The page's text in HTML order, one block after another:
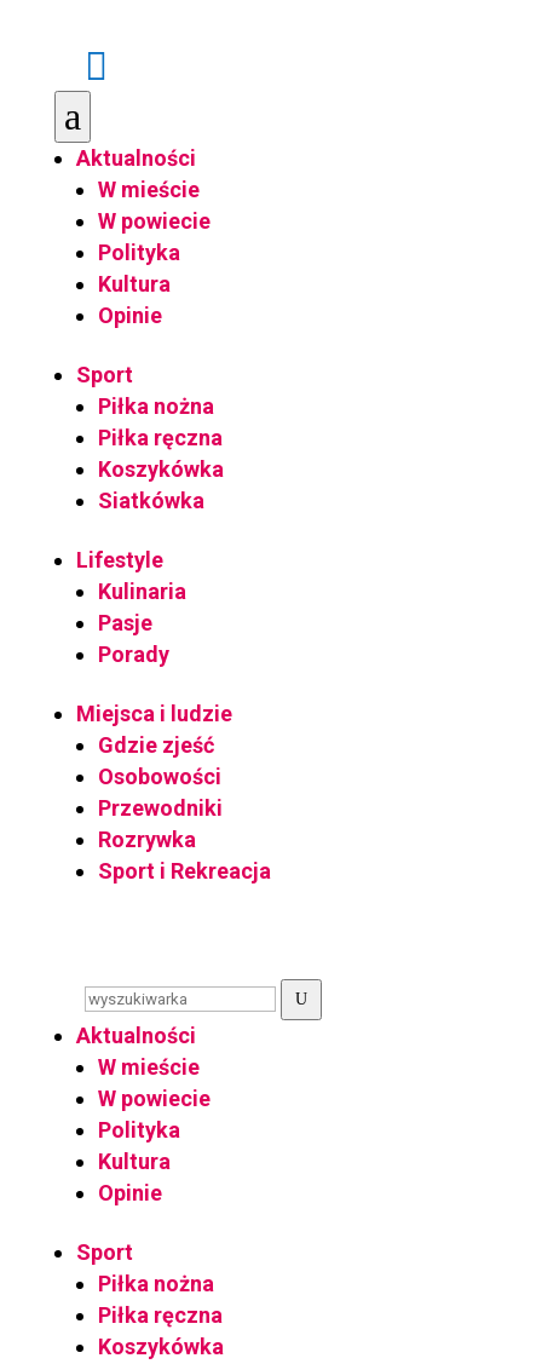

a
Aktualności
W mieście
W powiecie
Polityka
Kultura
Opinie
Sport
Piłka nożna
Piłka ręczna
Koszykówka
Siatkówka
Lifestyle
Kulinaria
Pasje
Porady
Miejsca i ludzie
Gdzie zjeść
Osobowości
Przewodniki
Rozrywka
Sport i Rekreacja
U
Aktualności
W mieście
W powiecie
Polityka
Kultura
Opinie
Sport
Piłka nożna
Piłka ręczna
Koszykówka